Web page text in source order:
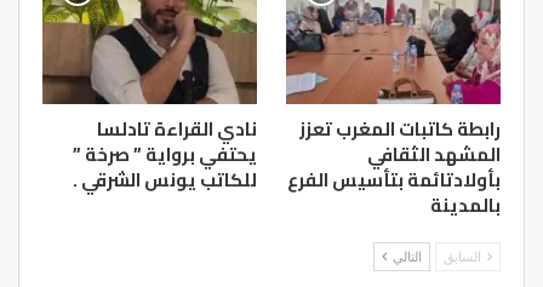
رابطة كاتبات المغرب تعزز
المشهد الثقافي
بأولادتائمة بتأسيس الفرع
بالمدينة
نادي القراءة تادلسا
يحتفي برواية ” صرخة ”
للكاتب يونس الشرقي .
السابق التالي